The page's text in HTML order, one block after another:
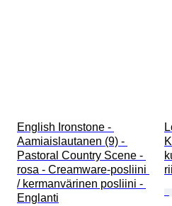
English Ironstone -
Aamiaislautanen (9) -
Pastoral Country Scene -
rosa - Creamware-posliini
/ kermanvärinen posliini -
Englanti